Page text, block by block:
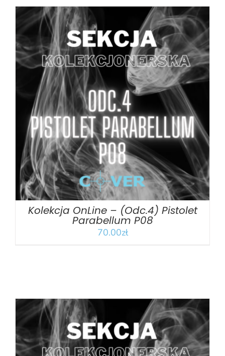
DODAJ DO KOSZYKA / SZCZEGÓŁY
Kolekcja OnLine – (Odc.4) Pistolet
Parabellum P08
70.00zł